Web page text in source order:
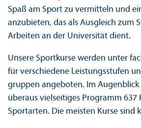
Spaß am Sport zu vermitteln und
anzubieten, das als Ausgleich zum
Arbeiten an der Universität dient.
Unsere Sportkurse werden unter
für verschiedene Leistungs­stufen
gruppen angeboten. Im Augenblick
überaus vielseitiges Programm 637
Sportarten. Die meisten Kurse sind